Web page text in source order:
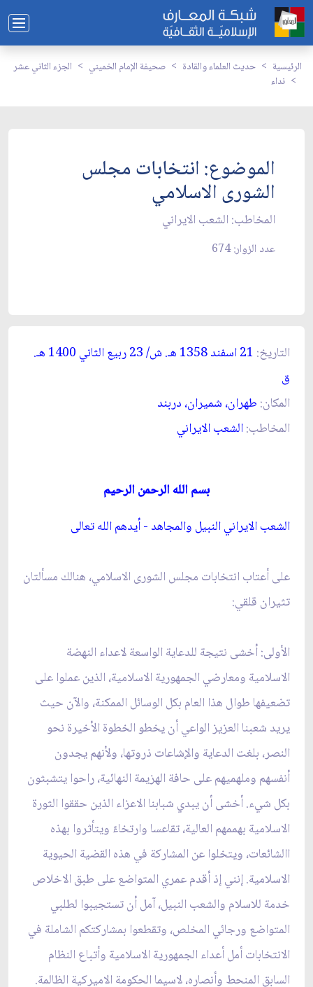
الرئيسية حديث العلماء والقادة صحيفة الإمام الخميني
الجزء الثاني عشر
نداء
الموضوع: انتخابات مجلس
الشورى الاسلامي‏
المخاطب: الشعب الايراني‏
عدد الزوار: 674
التاريخ: 21 اسفند 1358 ه ـ. ش/ 23 ربيع الثاني 1400 ه ـ.
ق‏
المكان: طهران، شميران، دربند
المخاطب:الشعب الايراني‏
بسم الله الرحمن الرحيم
الشعب الايراني النبيل والمجاهد - أيدهم الله تعالى‏
على أعتاب انتخابات مجلس الشورى الاسلامي، هنالك مسألتان
تثيران قلقي:
الأولى: أخشى نتيجة للدعاية الواسعة لاعداء النهضة
الاسلامية ومعارضي الجمهورية الاسلامية، الذين عملوا على
تضعيفها طوال هذا العام بكل الوسائل الممكنة، والآن حيث
يريد شعبنا العزيز الواعي أن يخطو الخطوة الأخيرة نحو
النصر، بلغت الدعاية والإشاعات ذروتها، ولأنهم يجدون
أنفسهم وملهميهم على حافة الهزيمة النهائية، راحوا يتشبثون
بكل شي‏ء. أخشى أن يبدي شبابنا الاعزاء الذين حققوا الثورة
الاسلامية بهممهم العالية، تقاعسا وارتخاءً ويتأثروا بهذه
االشائعات، ويتخلوا عن المشاركة في هذه القضية الحيوية
الاسلامية. إنني إذ أقدم عمري المتواضع على طبق الاخلاص
خدمة للاسلام والشعب النبيل، آمل أن تستجيبوا لطلبي
المتواضع ورجائي المخلص، وتقطعوا بمشاركتكم الشاملة في
الانتخابات أمل أعداء الجمهورية الاسلامية وأتباع النظام
السابق المنحط وأنصاره، لاسيما الحكومة الاميركية الظالمة.